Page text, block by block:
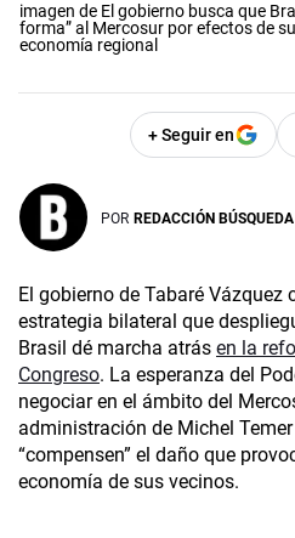
imagen de El gobierno busca que
forma” al Mercosur por efectos de
economía regional
+ Seguir en
POR REDACCIÓN BÚSQUEDA
El gobierno de Tabaré Vázquez
estrategia bilateral que
Brasil dé marcha atrás en la
Congreso. La esperanza del
negociar en el ámbito del
administración de Michel
“compensen” el daño que
economía de sus vecinos.